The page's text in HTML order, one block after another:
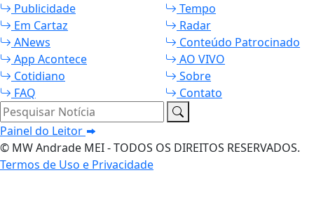
Publicidade
Tempo
Em Cartaz
Radar
ANews
Conteúdo Patrocinado
App Acontece
AO VIVO
Cotidiano
Sobre
FAQ
Contato
Pesquisar Notícia
Painel do Leitor
© MW Andrade MEI - TODOS OS DIREITOS RESERVADOS.
Termos de Uso e Privacidade